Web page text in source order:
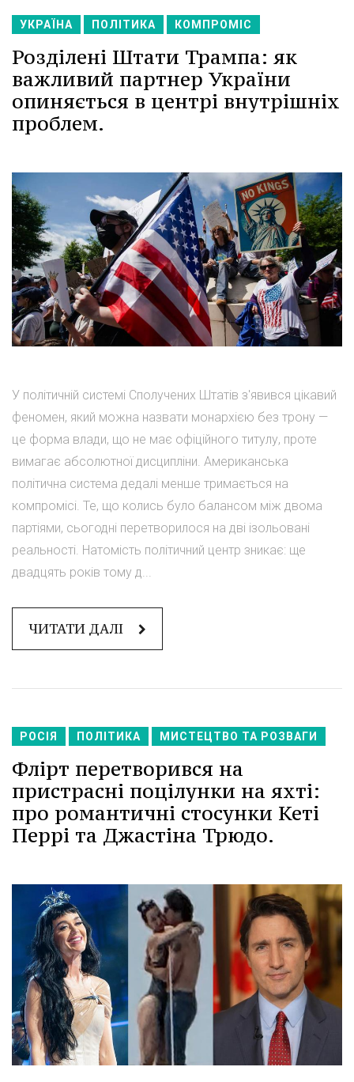
УКРАЇНА ПОЛІТИКА КОМПРОМІС
Розділені Штати Трампа: як
важливий партнер України
опиняється в центрі внутрішніх
проблем.
У політичній системі Сполучених Штатів з'явився цікавий
феномен, який можна назвати монархією без трону —
це форма влади, що не має офіційного титулу, проте
вимагає абсолютної дисципліни. Американська
політична система дедалі менше тримається на
компромісі. Те, що колись було балансом між двома
партіями, сьогодні перетворилося на дві ізольовані
реальності. Натомість політичний центр зникає: ще
двадцять років тому д...
ЧИТАТИ ДАЛІ
РОСІЯ ПОЛІТИКА МИСТЕЦТВО ТА РОЗВАГИ
Флірт перетворився на
пристрасні поцілунки на яхті:
про романтичні стосунки Кеті
Перрі та Джастіна Трюдо.